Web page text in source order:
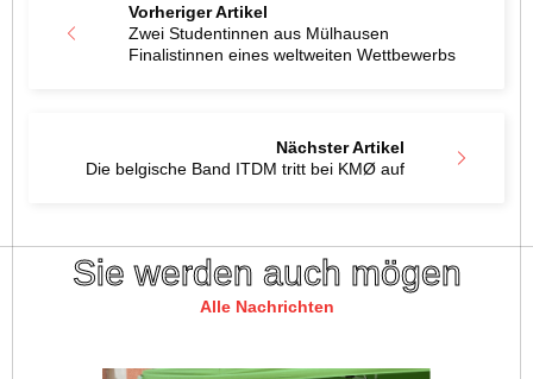
Vorheriger Artikel
Zwei Studentinnen aus Mülhausen
Finalistinnen eines weltweiten Wettbewerbs
Nächster Artikel
Die belgische Band ITDM tritt bei KMØ auf
Sie werden auch mögen
Alle Nachrichten